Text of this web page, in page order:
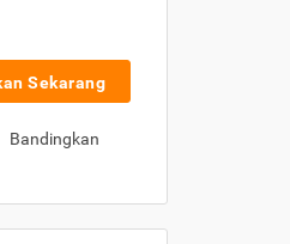
Sekarang
Bandingkan